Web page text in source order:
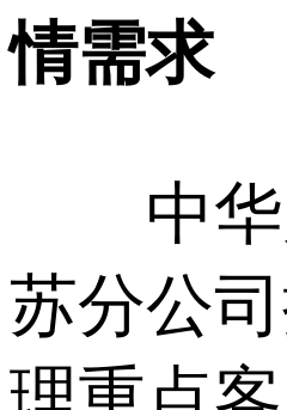
情需求
中
苏分公